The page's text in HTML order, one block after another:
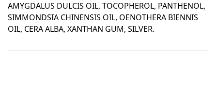
AMYGDALUS DULCIS OIL, TOCOPHEROL, PANTHENOL,
SIMMONDSIA CHINENSIS OIL, OENOTHERA BIENNIS
OIL, CERA ALBA, XANTHAN GUM, SILVER.